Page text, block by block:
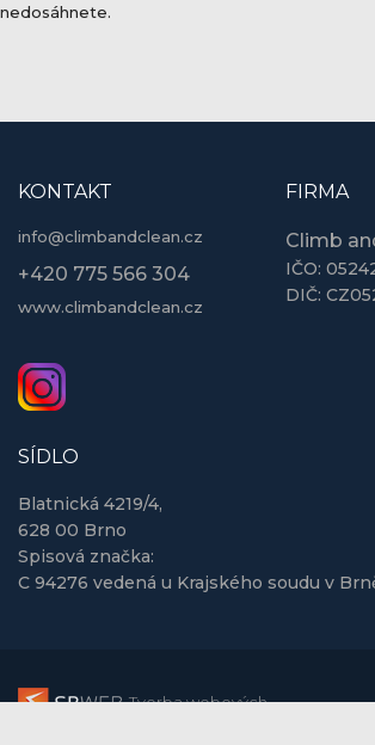
nedosáhnete.
KONTAKT
info@climbandclean.cz
+420 775 566 304
www.climbandclean.cz
FIRMA
Climb
IČO:
DIČ:
SÍDLO
Blatnická 4219/4,
628 00 Brno
Spisová značka:
C 94276 vedená u Krajského soudu v
Tvorba webových